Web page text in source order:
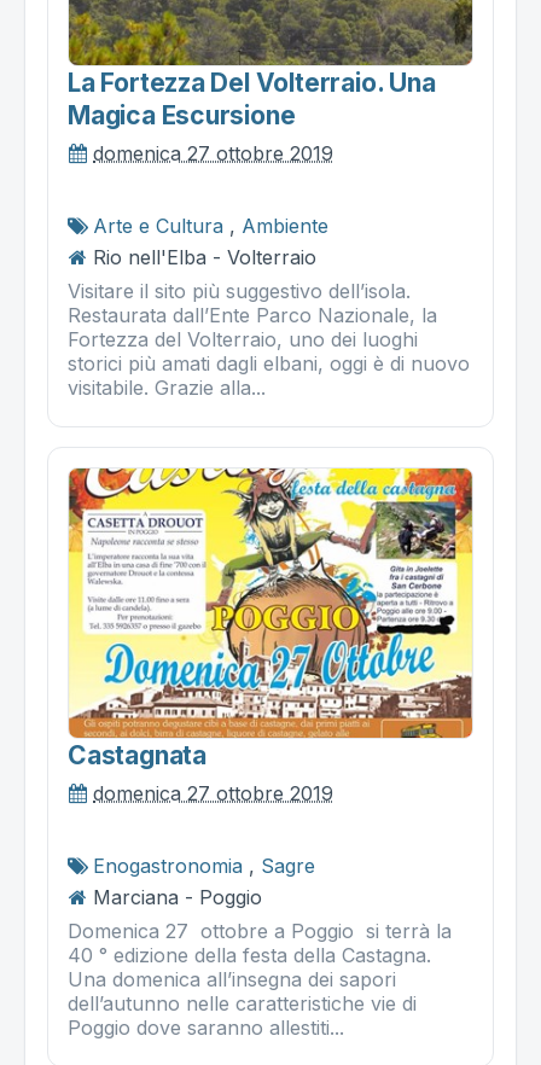
La Fortezza Del Volterraio. Una
Magica Escursione
domenica 27 ottobre 2019
Arte e Cultura , Ambiente
Rio nell'Elba - Volterraio
Visitare il sito più suggestivo dell’isola.
Restaurata dall’Ente Parco Nazionale, la
Fortezza del Volterraio, uno dei luoghi
storici più amati dagli elbani, oggi è di nuovo
visitabile. Grazie alla...
Castagnata
domenica 27 ottobre 2019
Enogastronomia , Sagre
Marciana - Poggio
Domenica 27 ottobre a Poggio si terrà la
40 ° edizione della festa della Castagna.
Una domenica all’insegna dei sapori
dell’autunno nelle caratteristiche vie di
Poggio dove saranno allestiti...